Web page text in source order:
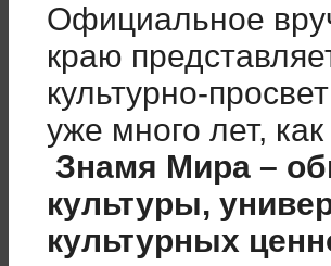
Официальное
краю
культурно-
уже много лет,
Знамя Мира –
культуры,
культурных